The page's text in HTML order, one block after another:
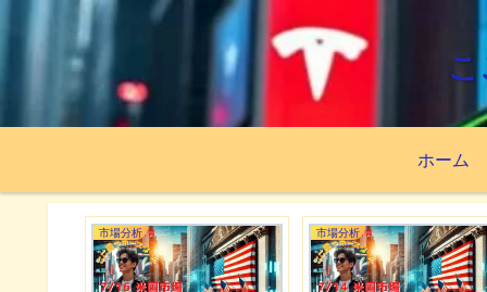
ホーム
市場分析 市場分析